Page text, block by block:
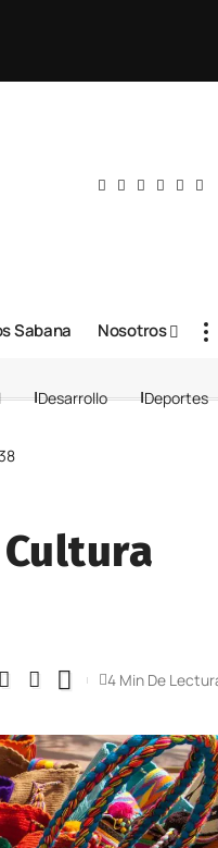
Sabana Nosotros
Desarrollo Deportes
4 Min De